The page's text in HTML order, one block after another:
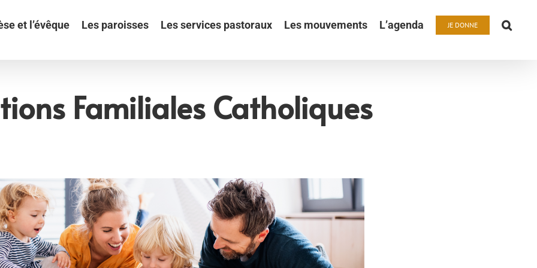
et l’évêque Les paroisses Les services pastoraux Les mouvements L’agenda JE DONNE
Familiales Catholiques